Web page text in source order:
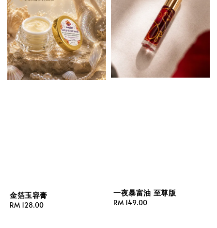
金箔玉容膏
Regular
RM 128.00
一夜暴富油 至尊版
Regular
RM 149.00